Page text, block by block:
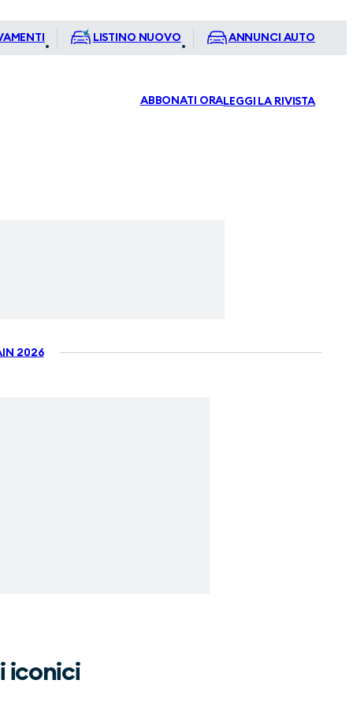
LISTINO NUOVO ANNUNCI AUTO
ABBONATI ORALEGGI LA RIVISTA
2026
iconici